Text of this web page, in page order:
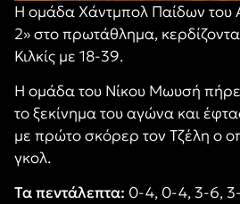
Η ομάδα Χάντμπολ Παίδων του
2» στο πρωτάθλημα,
Κιλκίς με 18-39.
Η ομάδα του Νίκου Μωυσή
το ξεκίνημα του αγώνα και
με πρώτο σκόρερ τον Τζέλη ο
γκολ.
Τα πεντάλεπτα: 0-4, 0-4, 3-6,